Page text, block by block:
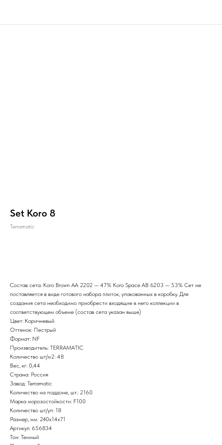
Set Koro 8
Terramatic
Состав сета: Koro Brown AA 2202 — 47% Koro Space AB 6203 — 53% Сет не
поставляется в виде готового набора плиток, упакованных в коробку. Для
создания сета необходимо приобрести входящие в него коллекции в
соответствующем объеме (состав сета указан выше)
Цвет: Коричневый
Оттенок: Пестрый
Формат: NF
Производитель: TERRAMATIC
Количество шт/м2: 48
Вес, кг: 0,44
Страна: Россия
Завод: Terramatic
Количество на поддоне, шт.: 2160
Марка морозостойкости: F100
Количество шт/уп: 18
Размер, мм: 240х14х71
Артикул: 656834
Тон: Темный